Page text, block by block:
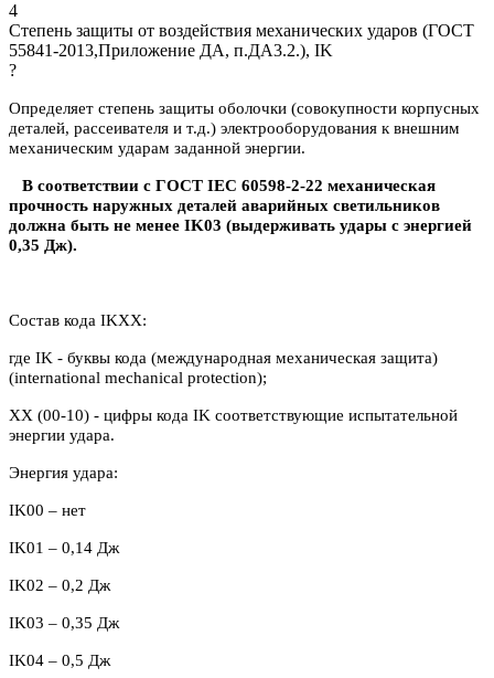
4
Степень защиты от воздействия механических ударов (ГОСТ
55841-2013,Приложение ДА, п.ДА3.2.), IK
?
Определяет степень защиты оболочки (совокупности корпусных
деталей, рассеивателя и т.д.) электрооборудования к внешним
механическим ударам заданной энергии.
В соответствии с ГОСТ IEC 60598-2-22 механическая
прочность наружных деталей аварийных светильников
должна быть не менее IK03 (выдерживать удары с энергией
0,35 Дж).
Состав кода IKXX:
где IK - буквы кода (международная механическая защита)
(international mechanical protection);
XX (00-10) - цифры кода IK соответствующие испытательной
энергии удара.
Энергия удара:
IK00 – нет
IK01 – 0,14 Дж
IK02 – 0,2 Дж
IK03 – 0,35 Дж
IK04 – 0,5 Дж